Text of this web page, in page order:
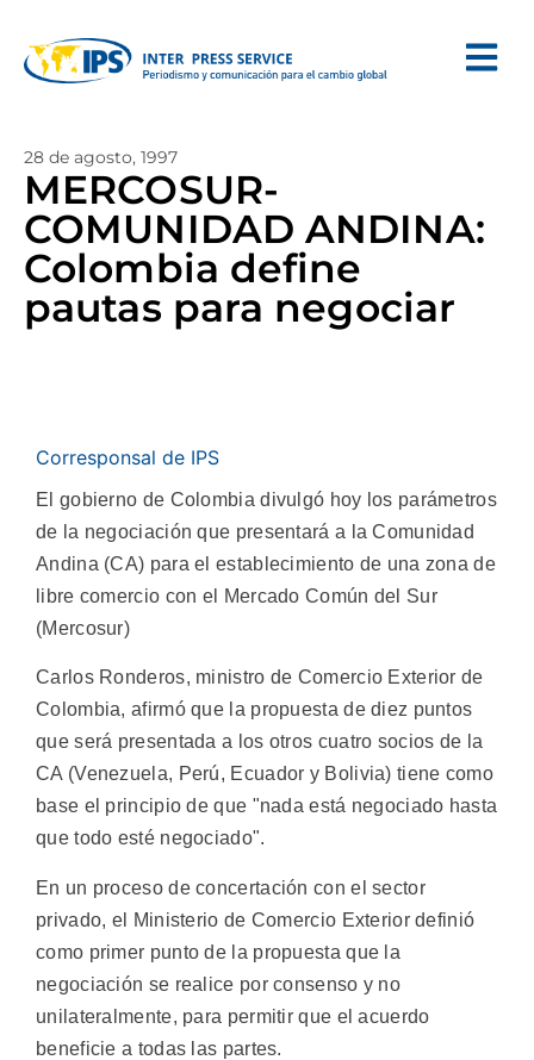
28 de agosto, 1997
MERCOSUR-
COMUNIDAD ANDINA:
Colombia define
pautas para negociar
Corresponsal de IPS
El gobierno de Colombia divulgó hoy los parámetros
de la negociación que presentará a la Comunidad
Andina (CA) para el establecimiento de una zona de
libre comercio con el Mercado Común del Sur
(Mercosur)
Carlos Ronderos, ministro de Comercio Exterior de
Colombia, afirmó que la propuesta de diez puntos
que será presentada a los otros cuatro socios de la
CA (Venezuela, Perú, Ecuador y Bolivia) tiene como
base el principio de que "nada está negociado hasta
que todo esté negociado".
En un proceso de concertación con el sector
privado, el Ministerio de Comercio Exterior definió
como primer punto de la propuesta que la
negociación se realice por consenso y no
unilateralmente, para permitir que el acuerdo
beneficie a todas las partes.